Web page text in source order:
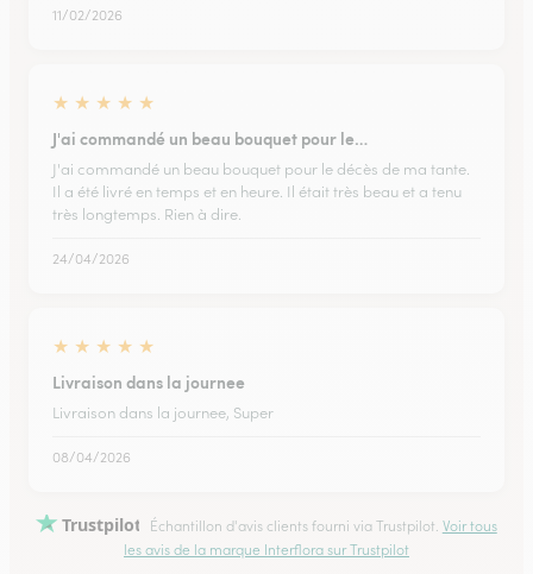
11/02/2026
★ ★ ★ ★ ★
J'ai commandé un beau bouquet pour le…
J'ai commandé un beau bouquet pour le décès de ma tante.
Il a été livré en temps et en heure. Il était très beau et a tenu
très longtemps. Rien à dire.
24/04/2026
★ ★ ★ ★ ★
Livraison dans la journee
Livraison dans la journee, Super
08/04/2026
Trustpilot Échantillon d'avis clients fourni via Trustpilot. Voir tous
les avis de la marque Interflora sur Trustpilot